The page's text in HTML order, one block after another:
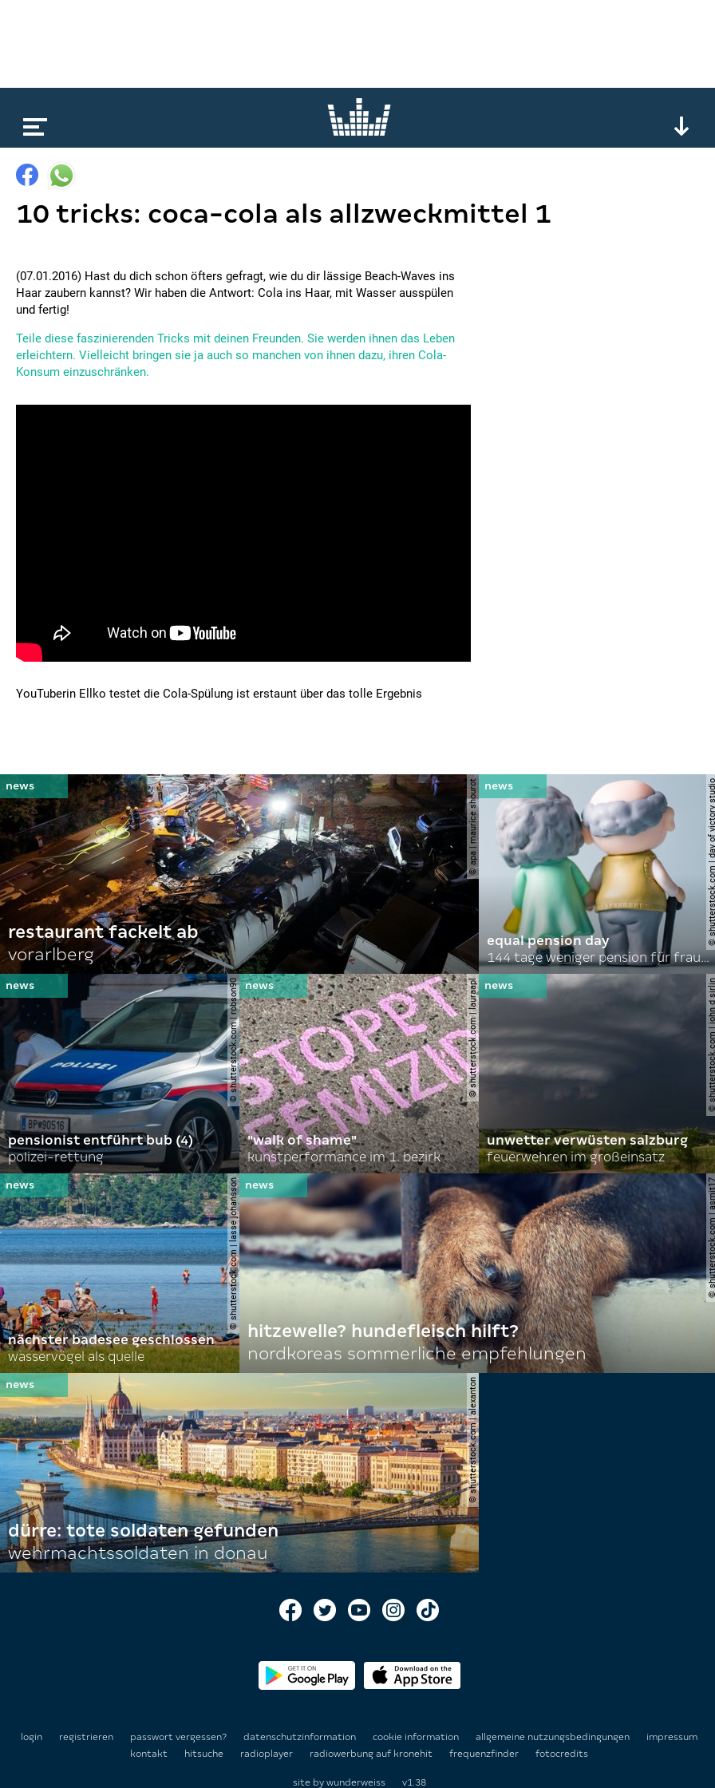
10 tricks: coca-cola als allzweckmittel 1
(07.01.2016) Hast du dich schon öfters gefragt, wie du dir lässige Beach-Waves ins
Haar zaubern kannst? Wir haben die Antwort: Cola ins Haar, mit Wasser ausspülen
und fertig!
Teile diese faszinierenden Tricks mit deinen Freunden. Sie werden ihnen das Leben
erleichtern. Vielleicht bringen sie ja auch so manchen von ihnen dazu, ihren Cola-
Konsum einzuschränken.
YouTuberin Ellko testet die Cola-Spülung ist erstaunt über das tolle Ergebnis
© apa | maurice shourot
restaurant fackelt ab
vorarlberg
©
equal pension day
144 tage weniger pension für frauen
© shutterstock.com | robson90
pensionist entführt bub (4)
polizei-rettung
© shutterstock.com | lauraapl
"walk of shame"
kunstperformance im 1. bezirk
©
unwetter verwüsten salzburg
feuerwehren im großeinsatz
© shutterstock.com | lasse johansson
nächster badesee geschlossen
wasservögel als quelle
©
hitzewelle? hundefleisch hilft?
nordkoreas sommerliche empfehlungen
© shutterstock.com | alexanton
dürre: tote soldaten gefunden
wehrmachtssoldaten in donau
login registrieren passwort vergessen? datenschutzinformation cookie information allgemeine nutzungsbedingungen
impressum
kontakt
hitsuche radioplayer radiowerbung auf kronehit frequenzfinder fotocredits
site by wunderweiss v1.38